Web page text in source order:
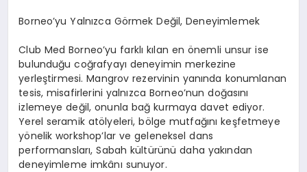
Borneo’yu Yalnızca Görmek Değil, Deneyimlemek
Club Med Borneo’yu farklı kılan en önemli unsur ise
bulunduğu coğrafyayı deneyimin merkezine
yerleştirmesi. Mangrov rezervinin yanında konumlanan
tesis, misafirlerini yalnızca Borneo’nun doğasını
izlemeye değil, onunla bağ kurmaya davet ediyor.
Yerel seramik atölyeleri, bölge mutfağını keşfetmeye
yönelik workshop’lar ve geleneksel dans
performansları, Sabah kültürünü daha yakından
deneyimleme imkânı sunuyor.